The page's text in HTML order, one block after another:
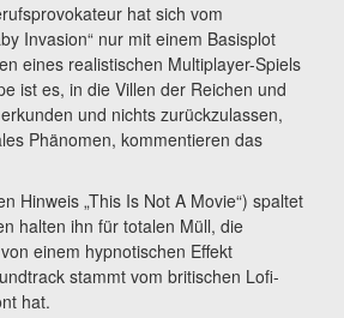
hat sich vom
Invasion“ nur mit einem Basisplot
eines realistischen Multiplayer-Spiels
ist es, in die Villen der Reichen und
und nichts zurückzulassen,
Phänomen, kommentieren das
Hinweis „This Is Not A Movie“) spaltet
halten ihn für totalen Müll, die
einem hypnotischen Effekt
stammt vom britischen Lofi-
hat.